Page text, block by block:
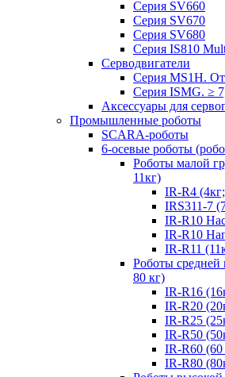
Серия SV660
Серия SV670
Серия SV680
Серия IS810
Серводвигатели
Серия MS1H.
Серия ISMG. ≥
Аксессуары для
Промышленные роботы
SCARA-роботы
6-осевые роботы
Роботы малой
11кг)
IR-R4
IRS311-7
IR-R10
IR-R10
IR-R11
Роботы средней
80 кг)
IR-R16
IR-R20
IR-R25
IR-R50
IR-R60
IR-R80